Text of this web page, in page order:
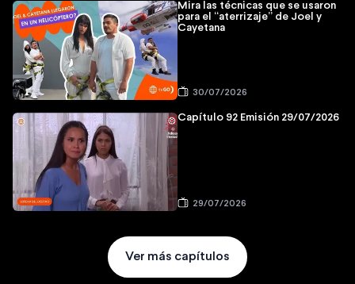
Mira las técnicas que se usaron
para el “aterrizaje” de Joel y
Cayetana
30/07/2026
Capítulo 92 Emisión 29/07/2026
29/07/2026
Ver más capítulos